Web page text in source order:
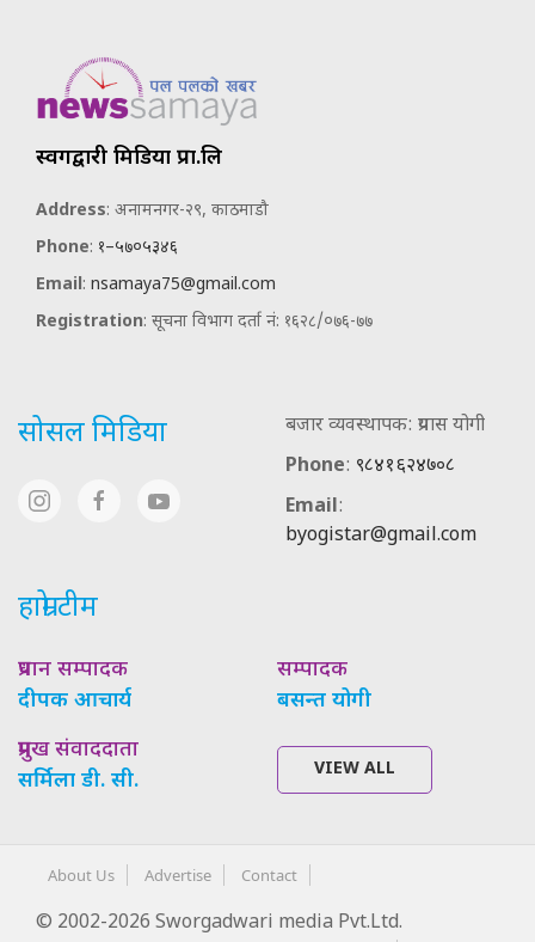
स्वर्गद्वारी मिडिया प्रा.लि
Address: अनामनगर-२९, काठमाडौ
Phone: १–५७०५३४६
Email: nsamaya75@gmail.com
Registration: सूचना विभाग दर्ता नं: १६२८/०७६-७७
सोसल मिडिया
बजार व्यवस्थापक: प्रयास योगी
Phone: ९८४१६२४७०८
Email:
byogistar@gmail.com
हाम्रो टीम
प्रधान सम्पादक
दीपक आचार्य
सम्पादक
बसन्त योगी
प्रमुख संवाददाता
सर्मिला डी. सी.
VIEW ALL
About Us Advertise Contact
© 2002-2026 Sworgadwari media Pvt.Ltd.